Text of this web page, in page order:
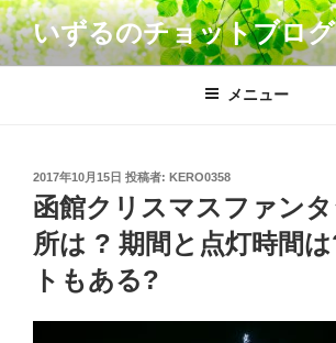
コ
ン
テ
いずるのチョットブログ
メニュー
投
稿
日:
2017年10月15日 投稿者: KERO0358
函館クリスマスファン
所は ? 期間と点灯時間
トもある?